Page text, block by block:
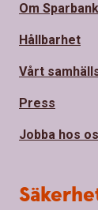
Om
Hållbarhet
Vårt
Press
Jobba hos